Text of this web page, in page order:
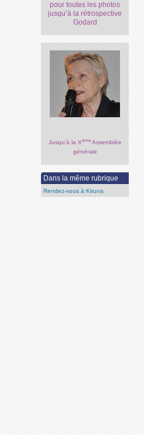
pour toutes les photos
jusqu’à la rétrospective
Godard
Jusqu’à la XèmeAssemblée
générale
Dans la même rubrique
Rendez-vous à Kiruna